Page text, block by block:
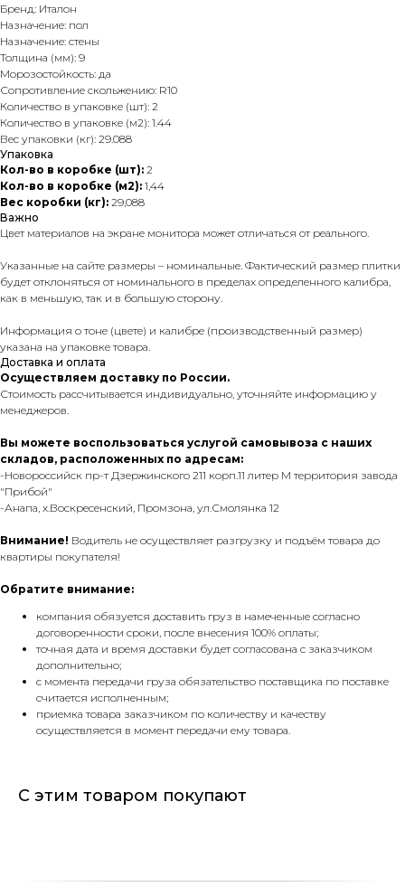
Бренд: Италон
Назначение: пол
Назначение: стены
Толщина (мм): 9
Морозостойкость: да
Сопротивление скольжению: R10
Количество в упаковке (шт): 2
Количество в упаковке (м2): 1.44
Вес упаковки (кг): 29.088
Упаковка
Кол-во в коробке (шт): 2
Кол-во в коробке (м2): 1,44
Вес коробки (кг): 29,088
Важно
Цвет материалов на экране монитора может отличаться от реального.
Указанные на сайте размеры – номинальные. Фактический размер плитки
будет отклоняться от номинального в пределах определенного калибра,
как в меньшую, так и в большую сторону.
Информация о тоне (цвете) и калибре (производственный размер)
указана на упаковке товара.
Доставка и оплата
Осуществляем доставку по России.
Стоимость рассчитывается индивидуально, уточняйте информацию у
менеджеров.
Вы можете воспользоваться услугой самовывоза с наших
складов, расположенных по адресам:
-Новороссийск пр-т Дзержинского 211 корп.11 литер М территория завода
"Прибой"
-Анапа, х.Воскресенский, Промзона, ул.Смолянка 12
Внимание! Водитель не осуществляет разгрузку и подъём товара до
квартиры покупателя!
Обратите внимание:
компания обязуется доставить груз в намеченные согласно
договоренности сроки, после внесения 100% оплаты;
точная дата и время доставки будет согласована с заказчиком
дополнительно;
с момента передачи груза обязательство поставщика по поставке
считается исполненным;
приемка товара заказчиком по количеству и качеству
осуществляется в момент передачи ему товара.
С этим товаром покупают